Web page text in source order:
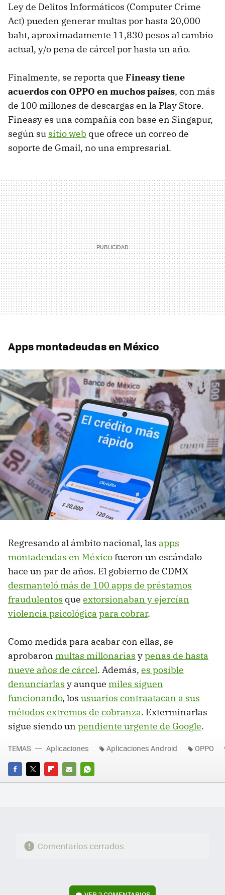
Ley de Delitos Informáticos (Computer Crime
Act) pueden generar multas por hasta 20,000
baht, aproximadamente 11,830 pesos al cambio
actual, y/o pena de cárcel por hasta un año.
Finalmente, se reporta que Fineasy tiene
acuerdos con OPPO en muchos países, con más
de 100 millones de descargas en la Play Store.
Fineasy es una compañía con base en Singapur,
según su sitio web que ofrece un correo de
soporte de Gmail, no una empresarial.
Apps montadeudas en México
Regresando al ámbito nacional, las apps
montadeudas en Méxicofueron un escándalo
hace un par de años. El gobierno de CDMX
desmanteló más de 100 apps de préstamos
fraudulentos que extorsionaban y ejercían
violencia psicológica para cobrar.
Como medida para acabar con ellas, se
aprobaron multas millonarias ypenas de hasta
nueve años de cárcel. Además, es posible
denunciarlas y aunque miles siguen
funcionando, los usuarios contraatacan a sus
métodos extremos de cobranza. Exterminarlas
sigue siendo un pendiente urgente de Google.
FACEBOOK
TWITTERFLIPBOARD
E-
WHATSAPP
TEMAS Aplicaciones Aplicaciones Android OPPO
Comentarios cerrados